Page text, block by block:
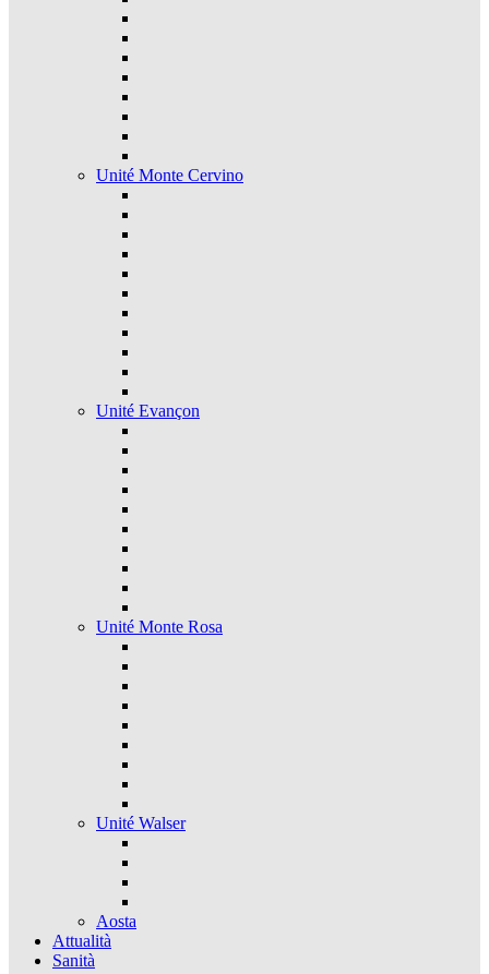
Unité Monte Cervino
Unité Evançon
Unité Monte Rosa
Unité Walser
Aosta
Attualità
Sanità